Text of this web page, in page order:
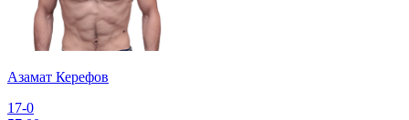
Азамат Керефов
17-0